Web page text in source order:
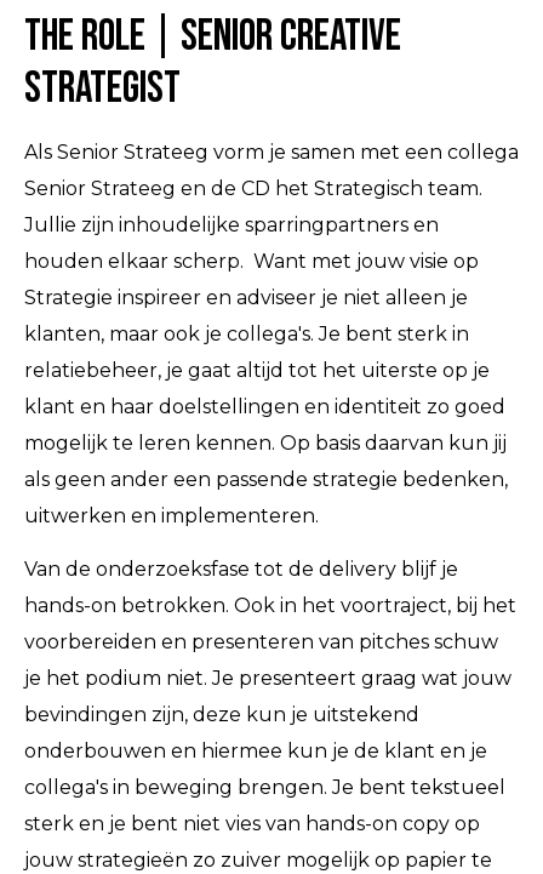
The Role | Senior Creative
Strategist
Als Senior Strateeg vorm je samen met een collega
Senior Strateeg en de CD het Strategisch team.
Jullie zijn inhoudelijke sparringpartners en
houden elkaar scherp. Want met jouw visie op
Strategie inspireer en adviseer je niet alleen je
klanten, maar ook je collega's. Je bent sterk in
relatiebeheer, je gaat altijd tot het uiterste op je
klant en haar doelstellingen en identiteit zo goed
mogelijk te leren kennen. Op basis daarvan kun jij
als geen ander een passende strategie bedenken,
uitwerken en implementeren.
Van de onderzoeksfase tot de delivery blijf je
hands-on betrokken. Ook in het voortraject, bij het
voorbereiden en presenteren van pitches schuw
je het podium niet. Je presenteert graag wat jouw
bevindingen zijn, deze kun je uitstekend
onderbouwen en hiermee kun je de klant en je
collega's in beweging brengen. Je bent tekstueel
sterk en je bent niet vies van hands-on copy op
jouw strategieën zo zuiver mogelijk op papier te